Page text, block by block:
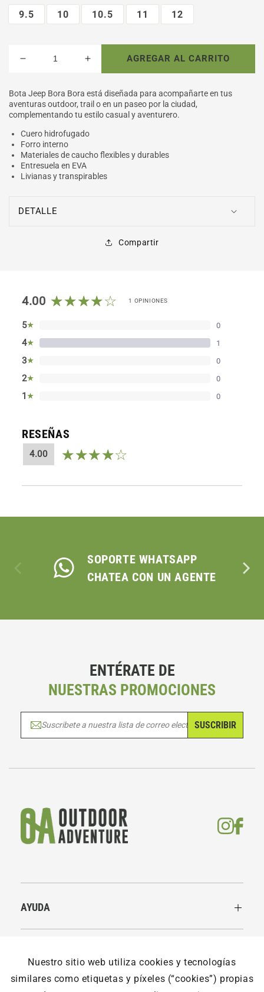
9.5 10 10.5 11 12
Reducir
para
BOTA
DE
BORA
BORA
/
JEEP
Aumentar
cantidad
para
BOTA
DE
BORA
BORA
JEEP
AGREGAR AL CARRITO
Bota Jeep Bora Bora está diseñada para acompañarte en tus
aventuras outdoor, trail o en un paseo por la ciudad,
complementando tu estilo casual y aventurero.
Cuero hidrofugado
Forro interno
Materiales de caucho flexibles y durables
Entresuela en EVA
Livianas y transpirables
DETALLE
Compartir
4.00 1 OPINIONES
5★ 0
4★ 1
3★ 0
2★ 0
1 ★ 0
RESEÑAS
4.00
SOPORTE WHATSAPP
CHATEA CON UN AGENTE
ENTÉRATE DE
NUESTRAS PROMOCIONES
Suscribete a nuestra lista de correo electrónicoSUSCRIBIR
AYUDA
Nuestro sitio web utiliza cookies y tecnologías
similares como etiquetas y píxeles (“cookies”) propias